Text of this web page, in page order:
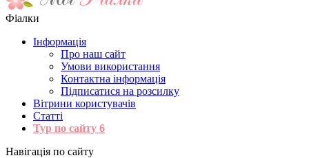
Фіалки
Інформація
Про наш сайт
Умови використання
Контактна інформація
Підписатися на розсилку
Вітрини користувачів
Статті
Тур по сайту 6
Навігація по сайту